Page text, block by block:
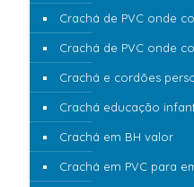
Crachá de PVC onde
Crachá de PVC onde
Crachá e cordões
Crachá educação
Crachá em BH valor
Crachá em PVC para